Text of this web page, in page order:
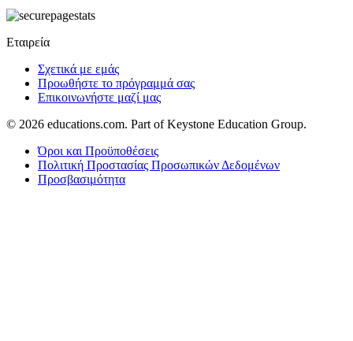
Εταιρεία
Σχετικά με εμάς
Προωθήστε το πρόγραμμά σας
Επικοινωνήστε μαζί μας
© 2026 educations.com. Part of Keystone Education Group.
Όροι και Προϋποθέσεις
Πολιτική Προστασίας Προσωπικών Δεδομένων
Προσβασιμότητα